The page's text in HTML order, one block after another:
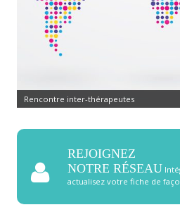
Rencontre inter-thérapeutes
REJOIGNEZ
NOTRE RÉSEAU
actualisez votre fiche de